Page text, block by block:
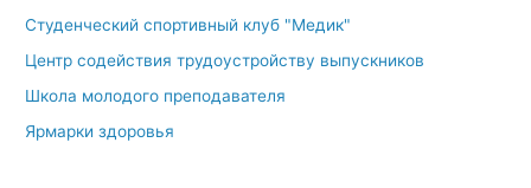
Студенческий спортивный клуб "Медик"
Центр содействия трудоустройству выпускников
Школа молодого преподавателя
Ярмарки здоровья